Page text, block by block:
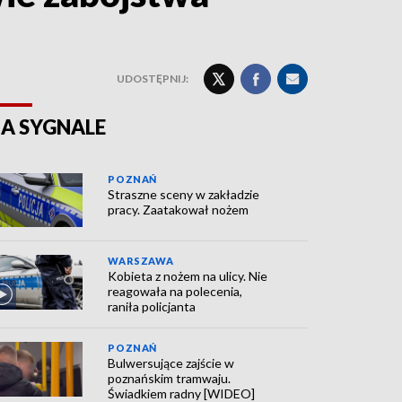
UDOSTĘPNIJ:
SYGNALE
POZNAŃ
Straszne sceny w zakładzie
pracy. Zaatakował nożem
WARSZAWA
Kobieta z nożem na ulicy. Nie
reagowała na polecenia,
raniła policjanta
POZNAŃ
Bulwersujące zajście w
poznańskim tramwaju.
Świadkiem radny [WIDEO]